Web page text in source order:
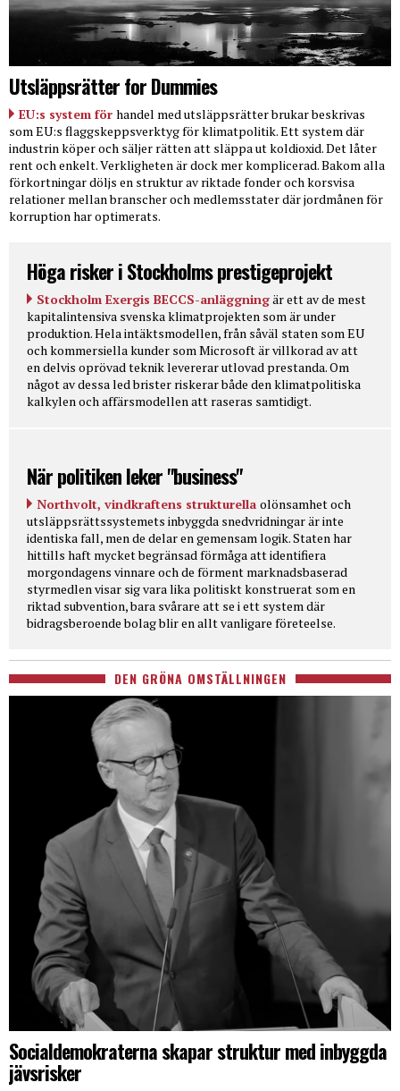
Utsläppsrätter for Dummies
EU:s system för handel med utsläppsrätter brukar beskrivas
som EU:s flaggskeppsverktyg för klimatpolitik. Ett system där
industrin köper och säljer rätten att släppa ut koldioxid. Det låter
rent och enkelt. Verkligheten är dock mer komplicerad. Bakom alla
förkortningar döljs en struktur av riktade fonder och korsvisa
relationer mellan branscher och medlemsstater där jordmånen för
korruption har optimerats.
Höga risker i Stockholms prestigeprojekt
Stockholm Exergis BECCS-anläggningär ett av de mest
kapitalintensiva svenska klimatprojekten som är under
produktion. Hela intäktsmodellen, från såväl staten som EU
och kommersiella kunder som Microsoft är villkorad av att
en delvis oprövad teknik levererar utlovad prestanda. Om
något av dessa led brister riskerar både den klimatpolitiska
kalkylen och affärsmodellen att raseras samtidigt.
När politiken leker "business"
Northvolt, vindkraftens strukturella olönsamhet och
utsläppsrättssystemets inbyggda snedvridningar är inte
identiska fall, men de delar en gemensam logik. Staten har
hittills haft mycket begränsad förmåga att identifiera
morgondagens vinnare och de förment marknadsbaserad
styrmedlen visar sig vara lika politiskt konstruerat som en
riktad subvention, bara svårare att se i ett system där
bidragsberoende bolag blir en allt vanligare företeelse.
DEN GRÖNA OMSTÄLLNINGEN
Socialdemokraterna skapar struktur med inbyggda
jävsrisker